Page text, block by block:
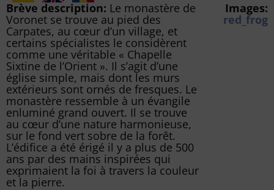
Brève description: Le monastère de
Voronet se trouve au pied des
Carpates, au cœur d’un village, et
certains spécialistes le considèrent
comme une véritable « Chapelle
Sixtine de l’Orient ». Il s’agit d’une
église simple, mais dont les murs
extérieurs sont ornés de fresques. Le
monastère ressemble à un évangile
enluminé grand ouvert. Il se trouve
au cœur d’une nature harmonieuse,
sur le fond vert sobre de la forêt.
L’édifice a été érigé il y a plus de 500
ans par des mains inspirées qui
exprimaient la foi à travers la couleur
et la pierre.
Images:
red_frog